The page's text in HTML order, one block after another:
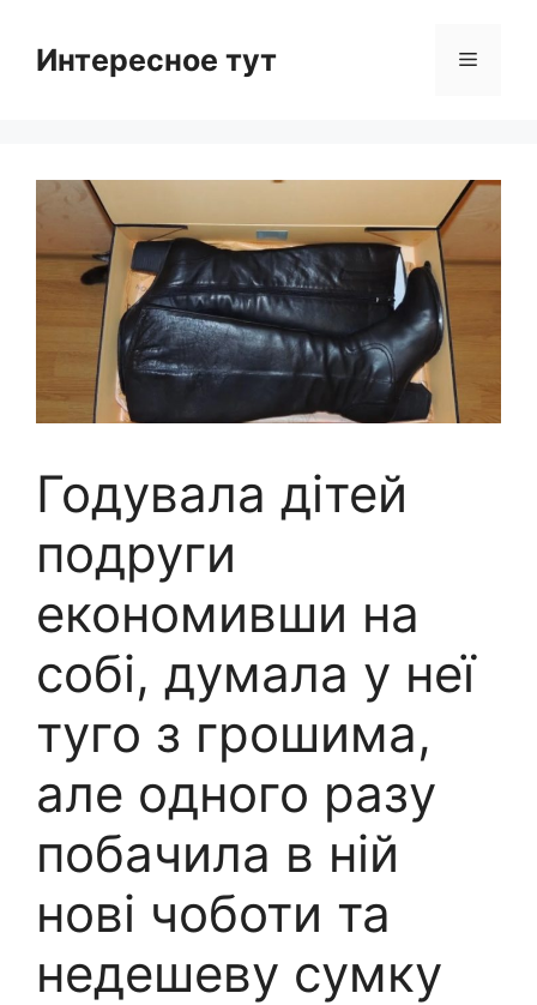
contentИнтересное тут Menu
Годувала дітей
подруги
економивши на
собі, думала у неї
туго з грошима,
але одного разу
побачила в ній
нові чоботи та
недешеву сумку